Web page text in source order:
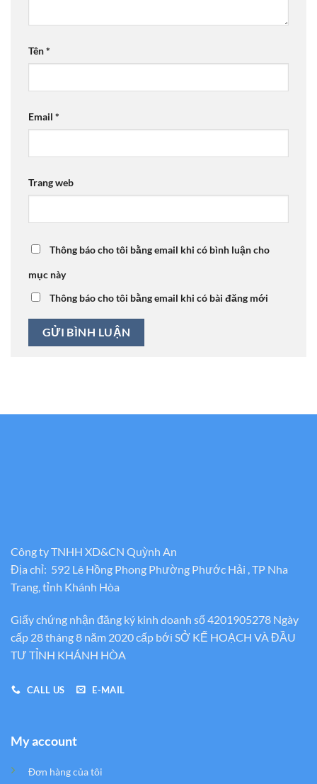
Tên*
Email *
Trang web
Thông báo cho tôi bằng email khi có bình luận cho
mục này
Thông báo cho tôi bằng email khi có bài đăng mới
Công ty TNHH XD&CN Quỳnh An
Địa chỉ: 592 Lê Hồng Phong Phường Phước Hải , TP Nha
Trang, tỉnh Khánh Hòa
Giấy chứng nhận đăng ký kinh doanh số 4201905278 Ngày
cấp 28 tháng 8 năm 2020 cấp bới SỞ KẾ HOẠCH VÀ ĐẦU
TƯ TỈNH KHÁNH HÒA
CALL US E-MAIL
My account
Đơn hàng của tôi